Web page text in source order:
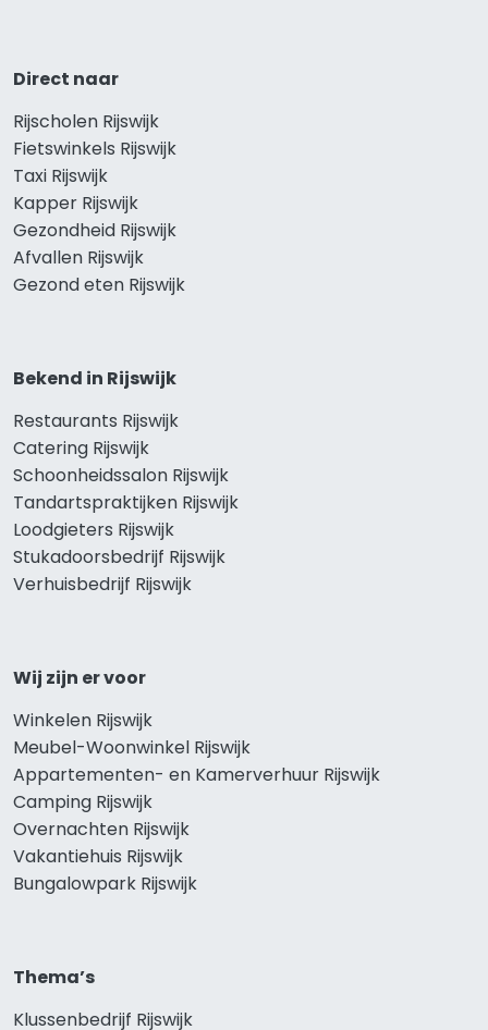
Direct naar
Rijscholen Rijswijk
Fietswinkels Rijswijk
Taxi Rijswijk
Kapper Rijswijk
Gezondheid Rijswijk
Afvallen Rijswijk
Gezond eten Rijswijk
Bekend in Rijswijk
Restaurants Rijswijk
Catering Rijswijk
Schoonheidssalon Rijswijk
Tandartspraktijken Rijswijk
Loodgieters Rijswijk
Stukadoorsbedrijf Rijswijk
Verhuisbedrijf Rijswijk
Wij zijn er voor
Winkelen Rijswijk
Meubel-Woonwinkel Rijswijk
Appartementen- en Kamerverhuur Rijswijk
Camping Rijswijk
Overnachten Rijswijk
Vakantiehuis Rijswijk
Bungalowpark Rijswijk
Thema’s
Klussenbedrijf Rijswijk